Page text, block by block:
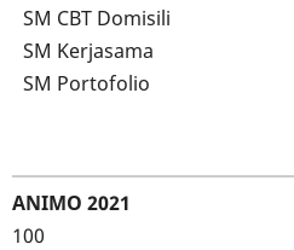
SM CBT Domisili
SM Kerjasama
SM Portofolio
ANIMO 2021
100